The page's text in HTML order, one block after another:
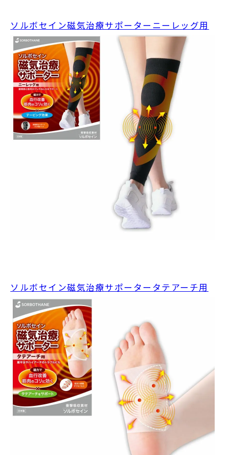
ソルボセイン磁気治療サポーターニーレッグ用
ソルボセイン磁気治療サポータータテアーチ用